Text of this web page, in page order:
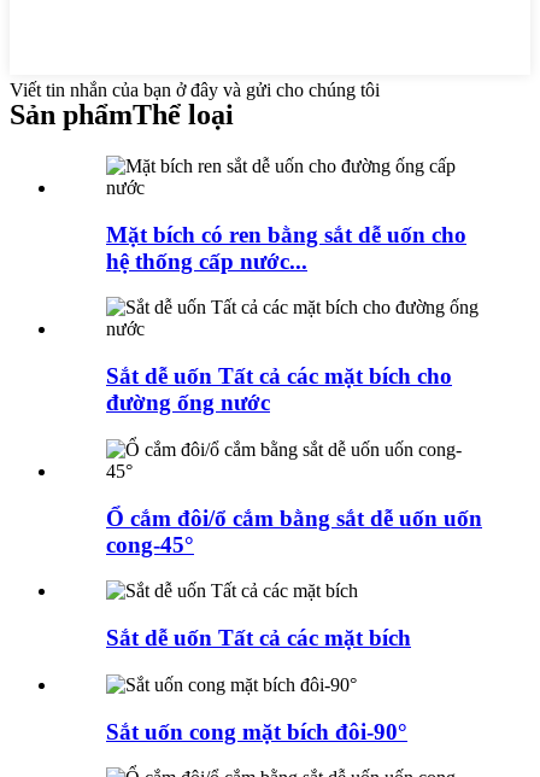
Viết tin nhắn của bạn ở đây và gửi cho chúng tôi
Sản phẩmThể loại
Mặt bích có ren bằng sắt dễ uốn cho
hệ thống cấp nước...
Sắt dễ uốn Tất cả các mặt bích cho
đường ống nước
Ổ cắm đôi/ổ cắm bằng sắt dễ uốn uốn
cong-45°
Sắt dễ uốn Tất cả các mặt bích
Sắt uốn cong mặt bích đôi-90°